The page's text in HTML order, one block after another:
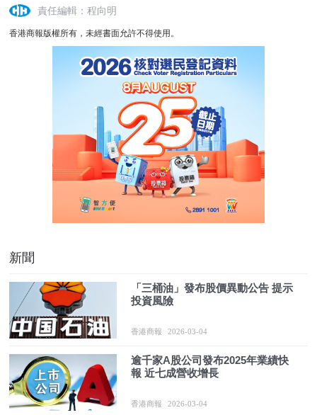
責任編輯：程向明
香港商報版權所有，未經書面允許不得使用。
新聞
「三桶油」發布股價異動公告 提示
投資風險
香港商報 2026-03-04
逾千家A股公司發布2025年業績快
報 近七成營收增長
香港商報 2026-03-04